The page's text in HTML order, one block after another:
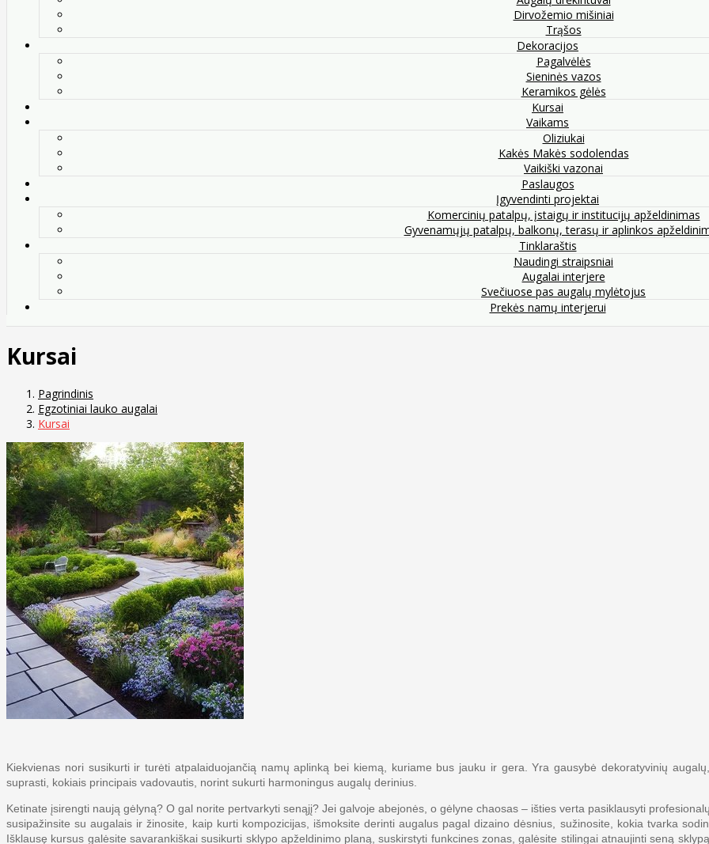
Dirvožemio mišiniai
Trąšos
Dekoracijos
Pagalvėlės
Sieninės vazos
Keramikos gėlės
Kursai
Vaikams
Oliziukai
Kakės Makės sodolendas
Vaikiški vazonai
Paslaugos
Įgyvendinti projektai
Komercinių patalpų, įstaigų ir institucijų apželdinimas
Gyvenamųjų patalpų, balkonų, terasų ir aplinkos
Tinklaraštis
Naudingi straipsniai
Augalai interjere
Svečiuose pas augalų mylėtojus
Prekės namų interjerui
Kursai
Pagrindinis
Egzotiniai lauko augalai
Kursai
Kiekvienas nori susikurti ir turėti atpalaiduojančią namų aplinką bei kiemą, kuriame bus jauku ir gera. Yra gausybė dekoratyvinių
suprasti, kokiais principais vadovautis, norint sukurti harmoningus augalų derinius.
Ketinate įsirengti naują gėlyną? O gal norite pertvarkyti senąjį? Jei galvoje abejonės, o gėlyne chaosas – išties verta pasiklausyti
susipažinsite su augalais ir žinosite, kaip kurti kompozicijas, išmoksite derinti augalus pagal dizaino dėsnius, sužinosite, kokia tvarka
Išklausę kursus galėsite savarankiškai susikurti sklypo apželdinimo planą, suskirstyti funkcines zonas, galėsite stilingai atnaujinti seną